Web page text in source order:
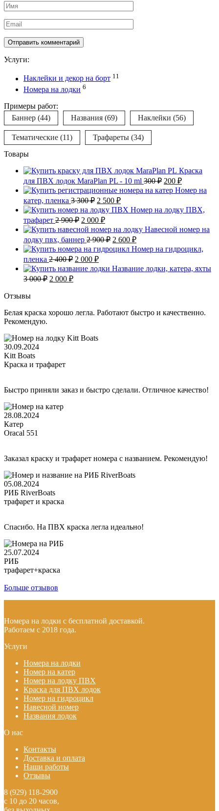
Имя
*
Email
*
Услуги:
Наклейки и декор на борт 11
Номера на лодки 6
Примеры работ:
Баннер (44) Названия (69) Наклейки (56)
Тематические (11) Трафареты (34)
Товары
Краска
для ПВХ лодок MaraPlan PL - 10 ml 300₽ Первоначальная
цена
составляла
300 ₽.
200 ₽Текущая
цена:
Номер на
катер, пленка 3 300₽ Первоначальная
цена
составляла
3
300 ₽.
2 500 ₽Текущая
цена:
2
500 ₽.
Номер на лодку ПВХ,
трафарет 2 900₽ Первоначальная
цена
составляла
2
900 ₽.
2 000 ₽Текущая
цена:
2
000 ₽.
Навесной номер на
лодку пвх, баннер 2 900₽ Первоначальная
цена
составляла
2
900 ₽.
2 600 ₽Текущая
цена:
2
600 ₽.
Номер на гидроцикл,
пленка 2 400₽ Первоначальная
цена
составляла
2 000 ₽Текущая
цена:
2
Название лодки, катера, яхты
3 000₽ Первоначальная
000 ₽.
2 000 ₽Текущая
Отзывы
Белая краска хорошо легла. Работают быстро и качественно.
Рекомендую.
30.09.2024
Kitt Boats
Краска и трафарет
Быстро приняли заказ и быстро сделали. Отличное качество!
28.08.2024
Катер
Oracal 551
Заказал краску и трафарет номера с названием. Рекомендую!
05.08.2024
РИБ RiverBoats
трафарет и краска
Спасибо. На ПВХ краска легла идеально!
25.07.2024
РИБ
трафарет+краска
Больше отзывов
Номера на лодки с бесплатной доставкой.
Работаем с 2018 года.
Услуги
Номера на лодки
Номер на катер
Номер на лодку ПВХ
Краска для ПВХ лодок
Номер на гидроцикл
Навесной номер
Названия лодок
О нас
Контакты
Доставка и оплата
Наши работы
Отзывы
8 (929) 118-2900
с 10 до 20 часов,